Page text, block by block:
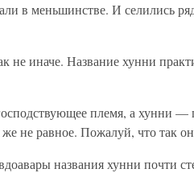
в меньшинстве. И селились
не иначе. Название хунни
племя, а хунни —
не равное. Пожалуй, что так
названия хунни почти